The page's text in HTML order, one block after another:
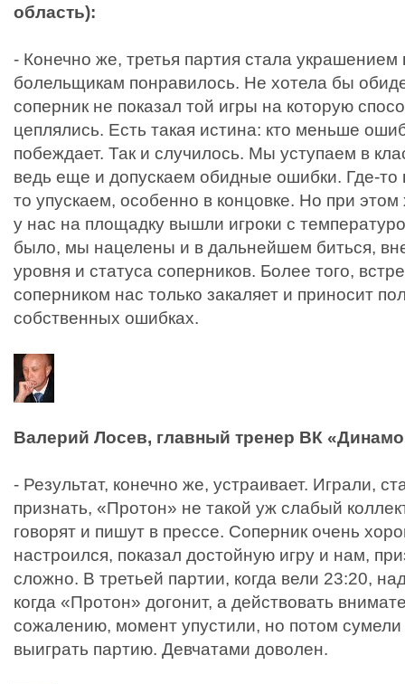
область):
- Конечно же, третья партия стала
болельщикам понравилось. Не хотела бы
соперник не показал той игры на которую
цеплялись. Есть такая истина: кто меньше
побеждает. Так и случилось. Мы уступаем в
ведь еще и допускаем обидные ошибки. Где-
то упускаем, особенно в концовке. Но при
у нас на площадку вышли игроки с
было, мы нацелены и в дальнейшем биться,
уровня и статуса соперников. Более того,
соперником нас только закаляет и приносит
собственных ошибках.
Валерий Лосев, главный тренер ВК
- Результат, конечно же, устраивает. Играли,
признать, «Протон» не такой уж слабый
говорят и пишут в прессе. Соперник очень
настроился, показал достойную игру и нам,
сложно. В третьей партии, когда вели 23:20,
когда «Протон» догонит, а действовать
сожалению, момент упустили, но потом сумели
выиграть партию. Девчатами доволен.